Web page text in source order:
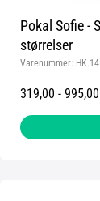
Pokal Sofie -
størrelser
Varenummer:
319,00 -